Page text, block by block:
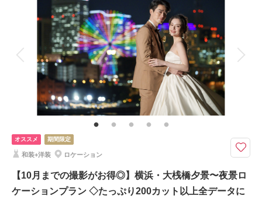
相談予約する
来店・オンライン
撮影日の空き
を確認する
着付け ヘアメイク
アルバム データ 50 カット 台紙付写真
衣装追加 会食 挙式
家族と撮影 家族用衣装レンタル ペットと撮影
その他含むもの
ライブレタッチ (美肌・体型補正) / 新婦ヘアメイク (洋髪) / 着付け/白無垢or
色打掛 (スタンダード)/黒紋付(スタンダード)/衣装小物・髪飾り(和装)/ ヘア
メイクアテンド / 台紙付き写真1冊
必要なものが全部ついて 通常より40,000円（税込44,000円）お得な キャン
通常価格*150カット101,500円（税込111,650円）が
期間限定44,000円OFFのキャンペーン特別価格 *50カット61,500円（税込6
オススメ 期間限定
和装+洋装 ロケーション
【10月までの撮影がお得◎】横浜・大桟橋夕景〜夜景ロ
ケーションプラン ◇たっぷり200カット以上全データに